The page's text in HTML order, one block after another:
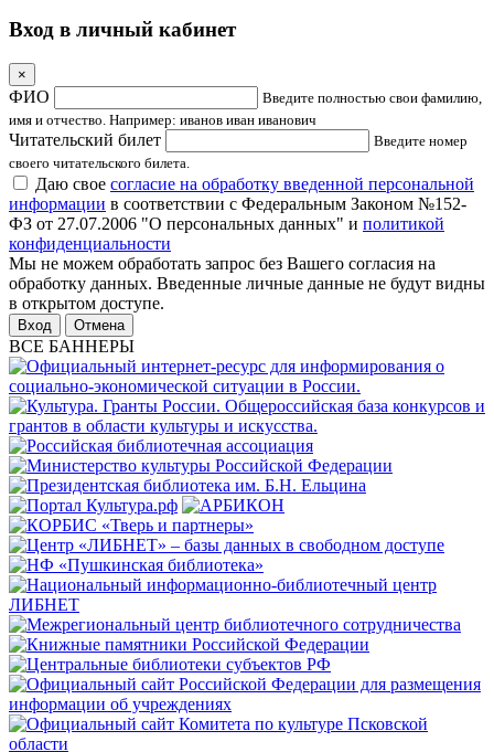
Вход в личный кабинет
×
ФИО
Введите полностью свои фамилию,
имя и отчество. Например: иванов иван иванович
Читательский билет
Введите номер
своего читательского билета.
Даю свое согласие на обработку введенной персональной
информации в соответствии с Федеральным Законом №152-
ФЗ от 27.07.2006 "О персональных данных" и политикой
конфиденциальности
Мы не можем обработать запрос без Вашего согласия на
обработку данных. Введенные личные данные не будут видны
в открытом доступе.
Отмена
ВСЕ БАННЕРЫ